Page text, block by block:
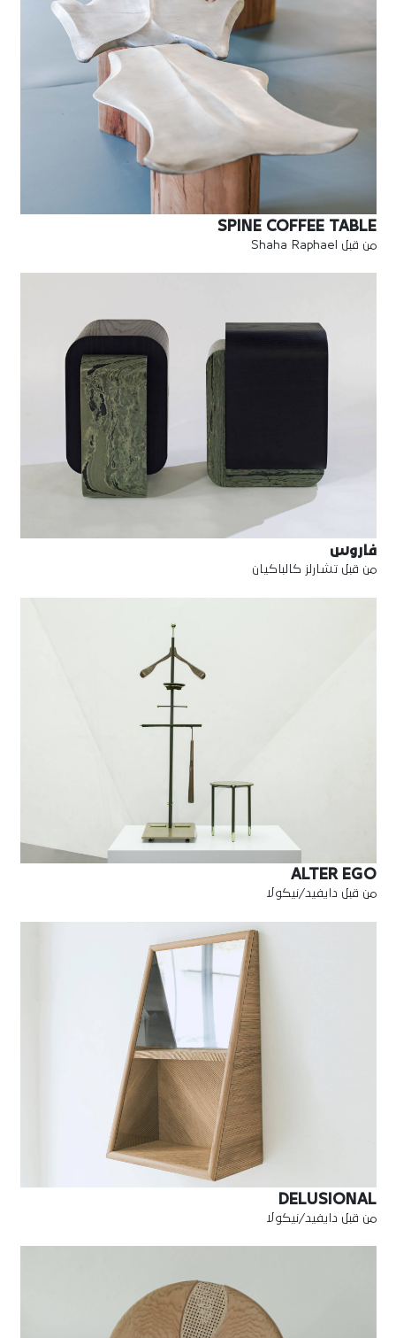
SPINE COFFEE TABLE
من قبل Shaha Raphael
فاروس
من قبل تشارلز كالباكيان
ALTER EGO
من قبل دايفيد/نيكولا
DELUSIONAL
من قبل دايفيد/نيكولا